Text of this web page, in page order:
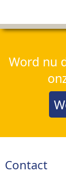
Word nu
Contact